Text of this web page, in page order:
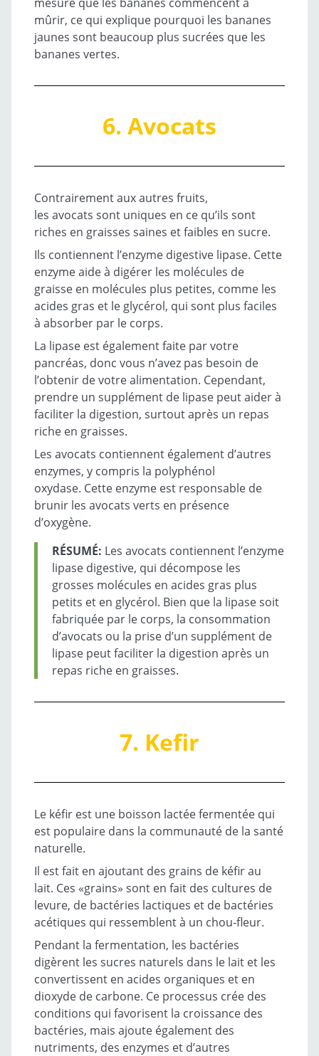
mûrir, ce qui explique pourquoi les bananes
jaunes sont beaucoup plus sucrées que les
bananes vertes.
6. Avocats
Contrairement aux autres fruits,
les avocats sont uniques en ce qu’ils sont
riches en graisses saines et faibles en sucre.
Ils contiennent l’enzyme digestive lipase. Cette
enzyme aide à digérer les molécules de
graisse en molécules plus petites, comme les
acides gras et le glycérol, qui sont plus faciles
à absorber par le corps.
La lipase est également faite par votre
pancréas, donc vous n’avez pas besoin de
l’obtenir de votre alimentation. Cependant,
prendre un supplément de lipase peut aider à
faciliter la digestion, surtout après un repas
riche en graisses.
Les avocats contiennent également d’autres
enzymes, y compris la polyphénol
oxydase. Cette enzyme est responsable de
brunir les avocats verts en présence
d’oxygène.
RÉSUMÉ: Les avocats contiennent l’enzyme
lipase digestive, qui décompose les
grosses molécules en acides gras plus
petits et en glycérol. Bien que la lipase soit
fabriquée par le corps, la consommation
d’avocats ou la prise d’un supplément de
lipase peut faciliter la digestion après un
repas riche en graisses.
7. Kefir
Le kéfir est une boisson lactée fermentée qui
est populaire dans la communauté de la santé
naturelle.
Il est fait en ajoutant des grains de kéfir au
lait. Ces «grains» sont en fait des cultures de
levure, de bactéries lactiques et de bactéries
acétiques qui ressemblent à un chou-fleur.
Pendant la fermentation, les bactéries
digèrent les sucres naturels dans le lait et les
convertissent en acides organiques et en
dioxyde de carbone. Ce processus crée des
conditions qui favorisent la croissance des
bactéries, mais ajoute également des
nutriments, des enzymes et d’autres